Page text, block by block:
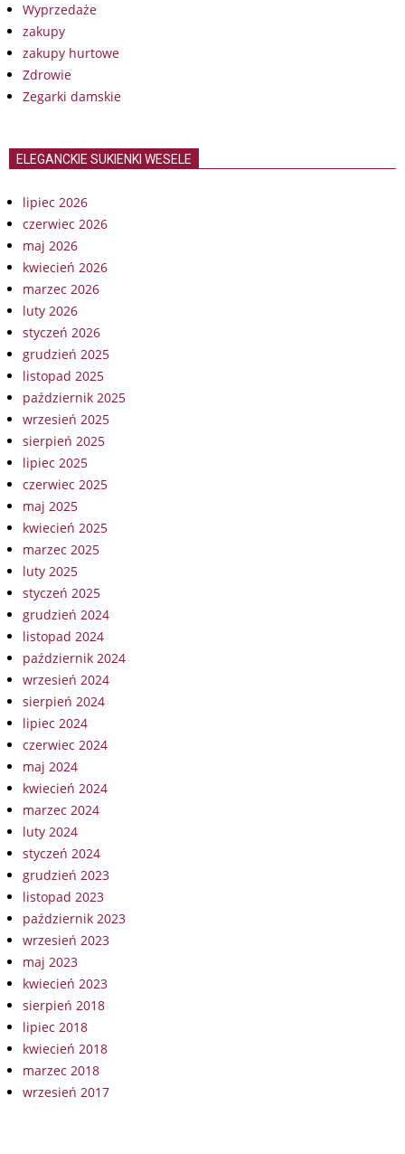
Wyprzedaże
zakupy
zakupy hurtowe
Zdrowie
Zegarki damskie
ELEGANCKIE SUKIENKI WESELE
lipiec 2026
czerwiec 2026
maj 2026
kwiecień 2026
marzec 2026
luty 2026
styczeń 2026
grudzień 2025
listopad 2025
październik 2025
wrzesień 2025
sierpień 2025
lipiec 2025
czerwiec 2025
maj 2025
kwiecień 2025
marzec 2025
luty 2025
styczeń 2025
grudzień 2024
listopad 2024
październik 2024
wrzesień 2024
sierpień 2024
lipiec 2024
czerwiec 2024
maj 2024
kwiecień 2024
marzec 2024
luty 2024
styczeń 2024
grudzień 2023
listopad 2023
październik 2023
wrzesień 2023
maj 2023
kwiecień 2023
sierpień 2018
lipiec 2018
kwiecień 2018
marzec 2018
wrzesień 2017